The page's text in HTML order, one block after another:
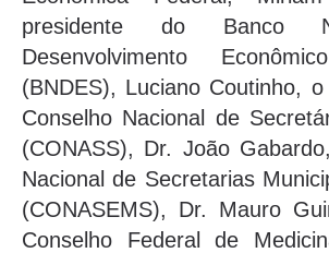
presidente do Banco
Desenvolvimento
(BNDES), Luciano Coutinho,
Conselho Nacional de
(CONASS), Dr. João
Nacional de Secretarias
(CONASEMS), Dr. Mauro
Conselho Federal de